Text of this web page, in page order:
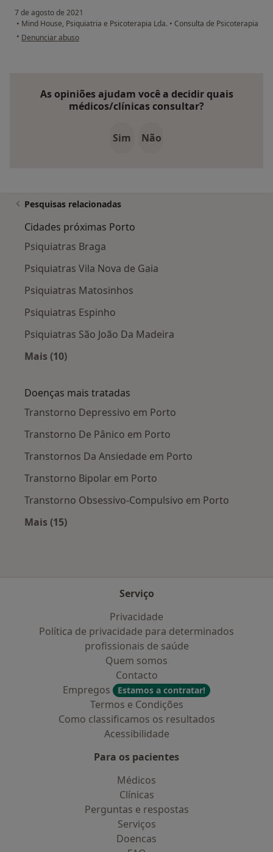
7 de agosto de 2021
• Mind House, Psiquiatria e Psicoterapia Lda. • Consulta de Psicoterapia
• na opinião do utilizador Beatriz Pimenta
Denunciar abuso
As opiniões ajudam você a decidir quais
médicos/clínicas consultar?
Sim Não
Pesquisas relacionadas
Cidades próximas Porto
Psiquiatras Braga
Psiquiatras Vila Nova de Gaia
Psiquiatras Matosinhos
Psiquiatras Espinho
Psiquiatras São João Da Madeira
Mais (10)
Doenças mais tratadas
Transtorno Depressivo em Porto
Transtorno De Pânico em Porto
Transtornos Da Ansiedade em Porto
Transtorno Bipolar em Porto
Transtorno Obsessivo-Compulsivo em Porto
Mais (15)
Serviço
Privacidade
Política de privacidade para determinados
profissionais de saúde
Quem somos
Contacto
Empregos
Estamos a contratar!
Termos e Condições
Como classificamos os resultados
Acessibilidade
Para os pacientes
Médicos
Clínicas
Perguntas e respostas
Serviços
Doencas